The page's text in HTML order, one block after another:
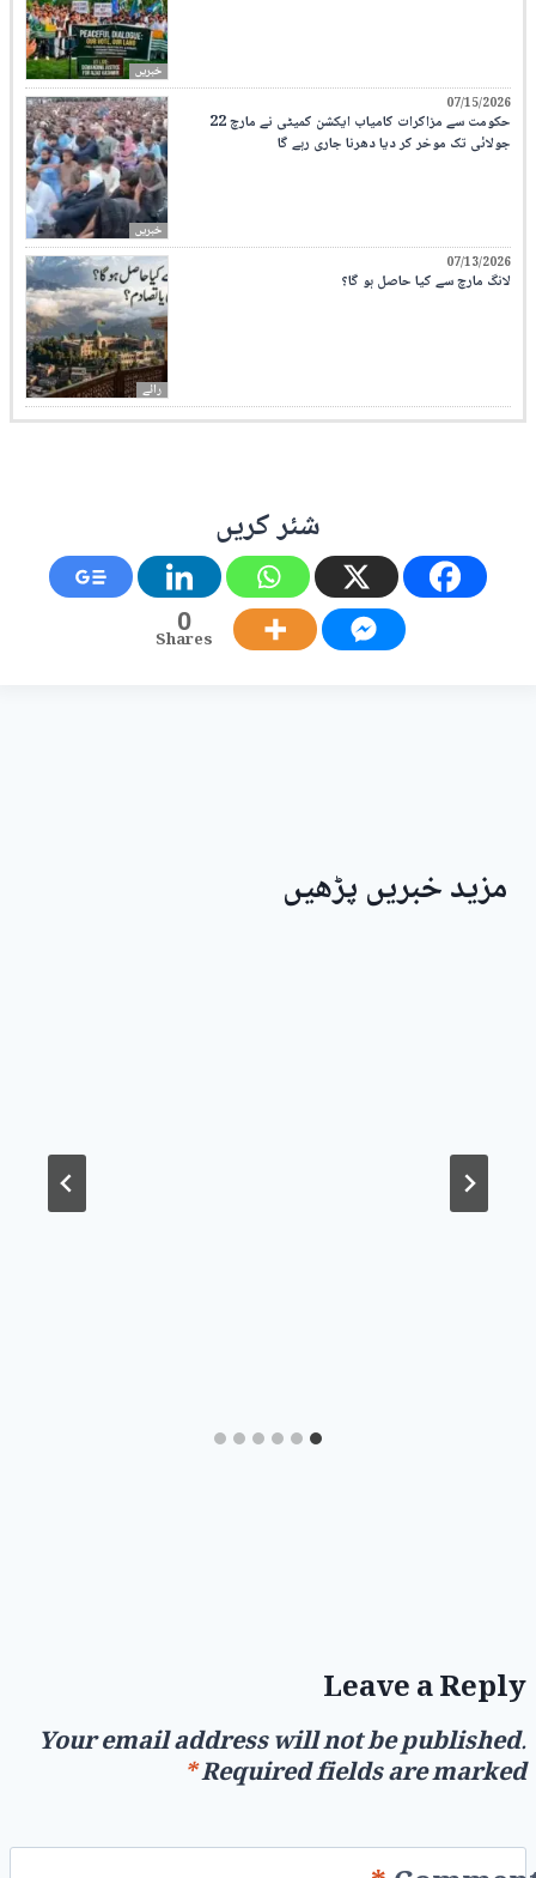
خبریں
خبریں
07/15/2026
حکومت سے مزاکرات کامیاب ایکشن کمیٹی نے مارچ 22
جولائی تک موخر کر دیا دھرنا جاری رہے گا
رائے
07/13/2026
لانگ مارچ سے کیا حاصل ہو گا؟
شئر کریں
0
Shares
مزید خبریں پڑھیں
Leave a Reply
Your email address will not be published.
Required fields are marked
*